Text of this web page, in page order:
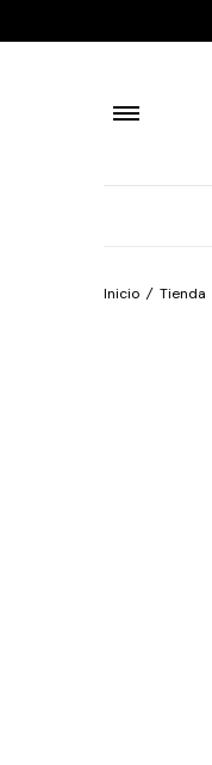
Inicio / Tienda